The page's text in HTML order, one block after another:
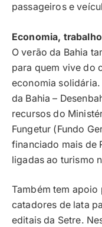
passageiros e
Economia,
O verão da Bahia
para quem vive do
economia
da Bahia –
recursos do
Fungetur (Fundo
financiado mais de
ligadas ao turismo
Também tem
catadores de lata
editais da Setre.